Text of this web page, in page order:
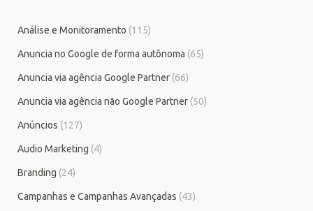
Análise e Monitoramento (115)
Anuncia no Google de forma autônoma (65)
Anuncia via agência Google Partner (66)
Anuncia via agência não Google Partner (50)
Anúncios (127)
Audio Marketing (4)
Branding (24)
Campanhas e Campanhas Avançadas (43)